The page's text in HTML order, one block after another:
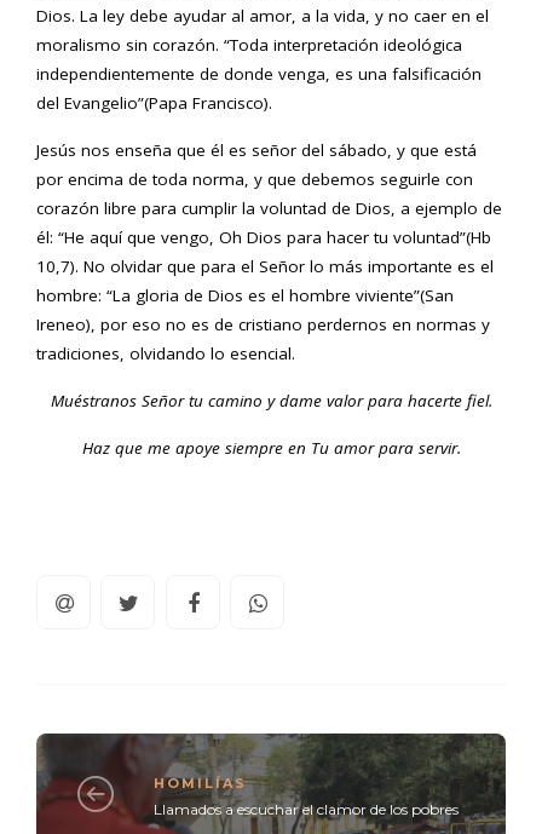
Dios. La ley debe ayudar al amor, a la vida, y no caer en el
moralismo sin corazón. “Toda interpretación ideológica
independientemente de donde venga, es una falsificación
del Evangelio”(Papa Francisco).
Jesús nos enseña que él es señor del sábado, y que está
por encima de toda norma, y que debemos seguirle con
corazón libre para cumplir la voluntad de Dios, a ejemplo de
él: “He aquí que vengo, Oh Dios para hacer tu voluntad”(Hb
10,7). No olvidar que para el Señor lo más importante es el
hombre: “La gloria de Dios es el hombre viviente”(San
Ireneo), por eso no es de cristiano perdernos en normas y
tradiciones, olvidando lo esencial.
Muéstranos Señor tu camino y dame valor para hacerte fiel.
Haz que me apoye siempre en Tu amor para servir.
HOMILÍAS
Llamados a escuchar el clamor de los pobres